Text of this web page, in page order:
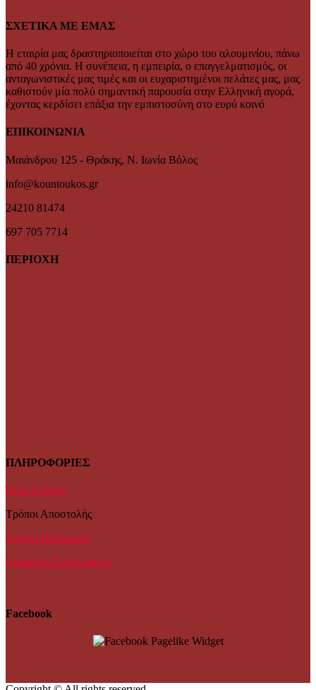
ΣΧΕΤΙΚΑ ΜΕ ΕΜΑΣ
Η εταιρία μας δραστηριοποιείται στο χώρο του αλουμινίου, πάνω
από 40 χρόνια. Η συνέπεια, η εμπειρία, ο επαγγελματισμός, οι
ανταγωνιστικές μας τιμές και οι ευχαριστημένοι πελάτες μας, μας
καθιστούν μία πολύ σημαντική παρουσία στην Ελληνική αγορά,
έχοντας κερδίσει επάξια την εμπιστοσύνη στο ευρύ κοινό
ΕΠΙΚΟΙΝΩΝΙΑ
Μαιάνδρου 125 - Θράκης, Ν. Ιωνία Βόλος
info@kountoukos.gr
24210 81474
697 705 7714
ΠΕΡΙΟΧΗ
ΠΛΗΡΟΦΟΡΙΕΣ
Όροι Χρήσης
Τρόποι Αποστολής
Τρόποι Πληρωμής
Ασφάλεια Συναλλαγών
Facebook